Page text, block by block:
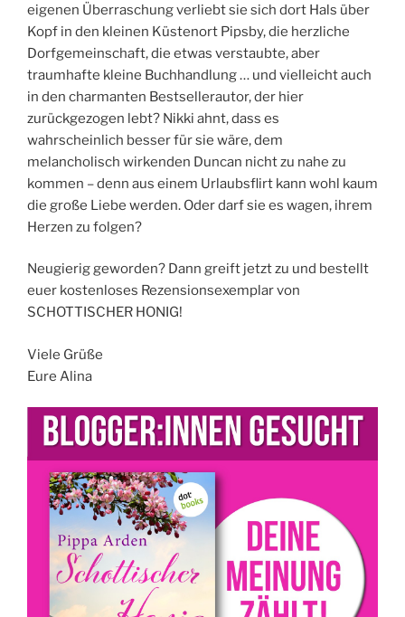
eigenen Überraschung verliebt sie sich dort Hals über
Kopf in den kleinen Küstenort Pipsby, die herzliche
Dorfgemeinschaft, die etwas verstaubte, aber
traumhafte kleine Buchhandlung … und vielleicht auch
in den charmanten Bestsellerautor, der hier
zurückgezogen lebt? Nikki ahnt, dass es
wahrscheinlich besser für sie wäre, dem
melancholisch wirkenden Duncan nicht zu nahe zu
kommen – denn aus einem Urlaubsflirt kann wohl kaum
die große Liebe werden. Oder darf sie es wagen, ihrem
Herzen zu folgen?
Neugierig geworden? Dann greift jetzt zu und bestellt
euer kostenloses Rezensionsexemplar von
SCHOTTISCHER HONIG!
Viele Grüße
Eure Alina